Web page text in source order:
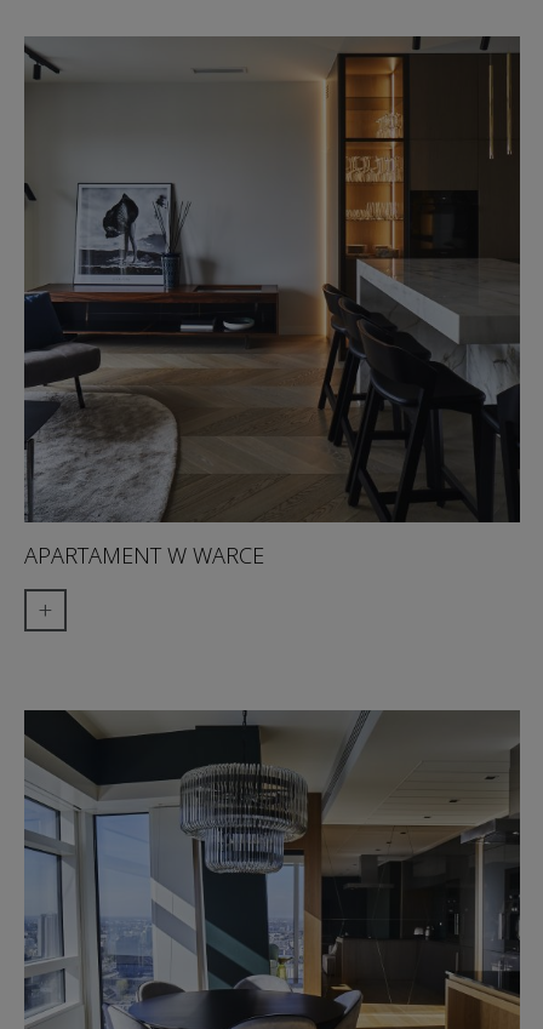
APARTAMENT W WARCE
+